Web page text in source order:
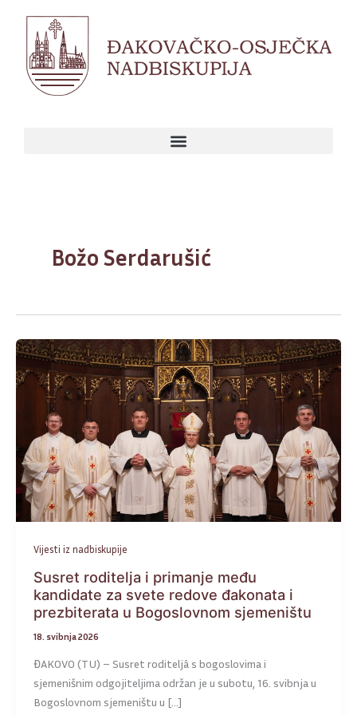
content
Božo Serdarušić
Vijesti iz nadbiskupije
Susret roditelja i primanje među
kandidate za svete redove đakonata i
prezbiterata u Bogoslovnom sjemeništu
18. svibnja 2026
ĐAKOVO (TU) – Susret roditeljâ s bogoslovima i
sjemenišnim odgojiteljima održan je u subotu, 16. svibnja u
Bogoslovnom sjemeništu u […]